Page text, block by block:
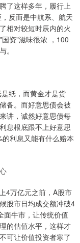
了这样多年，履行上
反而是中航系、航天
相对较短时辰内的火
资"滋味很浓 ，100
。
纸，而黄金才是货
备。而好意思债会被
讲，诚然好意思债每
息根底跟不上好意思
利息又能有什么赔本
4万亿元之前，A股市
股市日均成交额冲破4
面牛市，让传统价值
的估值水平，这样才
可让价值投资者寒了